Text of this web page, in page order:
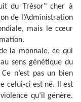
du Trésor" cher à
de l’Administration
mais le cœur
la monnaie, ce qui
sens génétique du
n’est pas un bien
celui-ci est né. Il est
qu’il génère.